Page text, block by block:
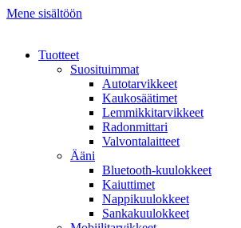
Mene sisältöön
Tuotteet
Suosituimmat
Autotarvikkeet
Kaukosäätimet
Lemmikkitarvikkeet
Radonmittari
Valvontalaitteet
Ääni
Bluetooth-kuulokkeet
Kaiuttimet
Nappikuulokkeet
Sankakuulokkeet